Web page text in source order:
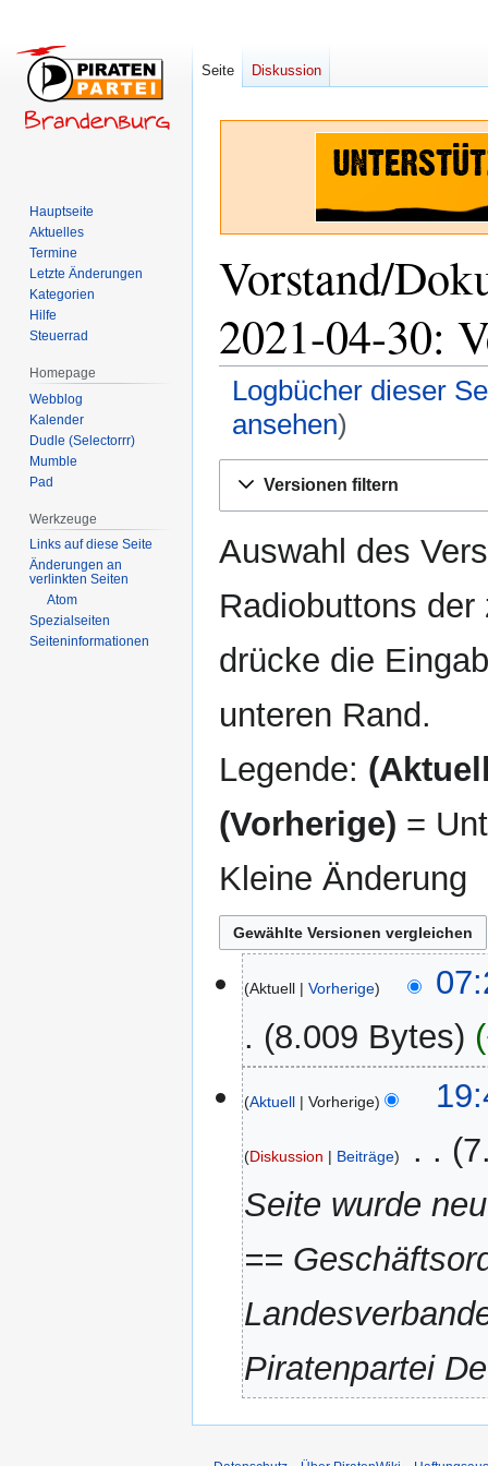
Vorstand/
2021-04-30:
Logbücher dieser
ansehen)
Navigation
Suche
Versionen filtern
Auswahl des
Radiobuttons
drücke die
unteren Rand.
Legende:
(Vorherige) =
Kleine Änderung
Oktober
2024
Aktuell Vorherige
8.009 Bytes
April
2021
Aktuell Vorherige
Diskussion Beiträge
Seite wurde
==
Piratenpartei
Seite Diskussion
Hauptseite
Aktuelles
Termine
Letzte Änderungen
Kategorien
Hilfe
Steuerrad
Homepage
Webblog
Kalender
Dudle (Selectorrr)
Mumble
Pad
Werkzeuge
Links auf diese Seite
Änderungen an
verlinkten Seiten
Atom
Spezialseiten
Seiten­­informationen